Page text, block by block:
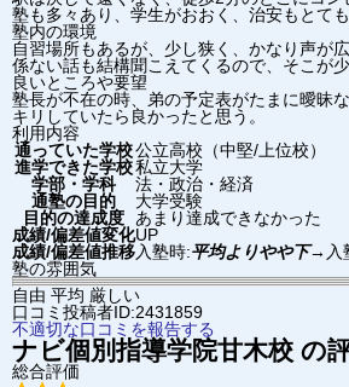
塾も多々あり、学生がおおく、治安もとても
塾内の環境
自習場所もあるが、少し狭く、かなり声が
係ない話も結構聞こえてくるので、そこが
良いところや要望
塾長が不在の時、弟の予定表がたまに曖昧
キリしていたら良かったと思う。
利用内容
通っていた学校公立高校（中堅/上位校）
進学できた学校私立大学
学部・学科
法・政治・経済
通塾の目的
大学受験
目的の達成度 あまり達成できなかった
成績/偏差値変化UP
成績/偏差値推移入塾時:平均よりやや下→ 入
塾の雰囲気
自由 平均 厳しい
口コミ投稿者ID:2431859
不適切な口コミを報告する
ナビ個別指導学院甘木校 の
総合評価